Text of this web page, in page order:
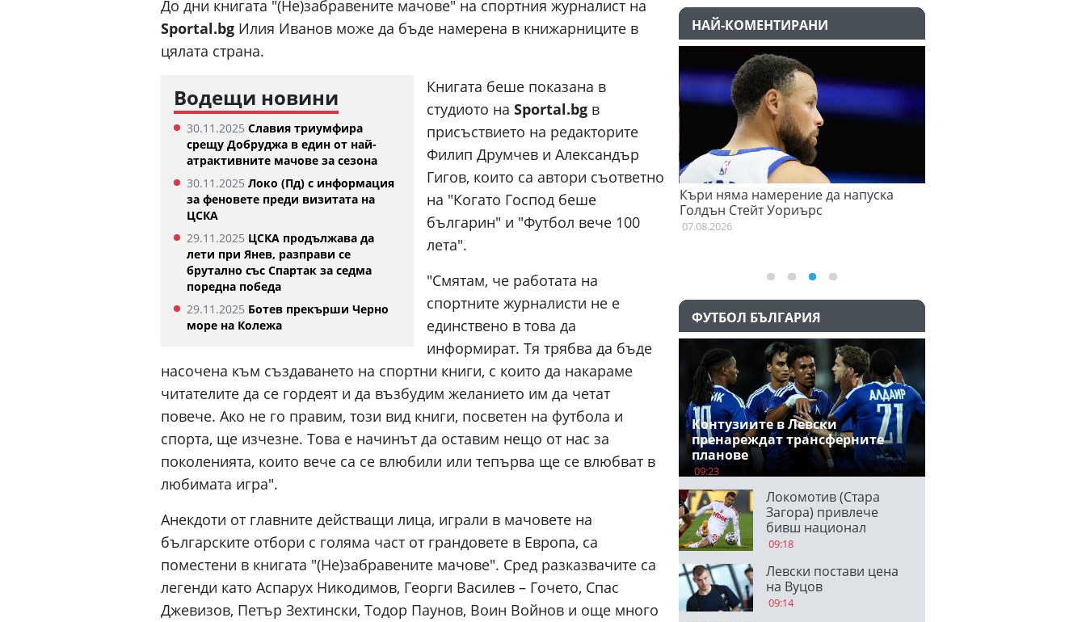
До дни книгата "(Не)забравените мачове" на спортния журналист на
Sportal.bg Илия Иванов може да бъде намерена в книжарниците в
цялата страна.
Водещи новини
30.11.2025 Славия триумфира
срещу Добруджа в един от най-
атрактивните мачове за сезона
30.11.2025 Локо (Пд) с информация
за феновете преди визитата на
ЦСКА
29.11.2025 ЦСКА продължава да
лети при Янев, разправи се
брутално със Спартак за седма
поредна победа
29.11.2025 Ботев прекърши Черно
море на Колежа
Книгата беше показана в
студиото на Sportal.bgв
присъствието на редакторите
Филип Друмчев и Александър
Гигов, които са автори съответно
на "Когато Господ беше
българин" и "Футбол вече 100
лета".
"Смятам, че работата на
спортните журналисти не е
единствено в това да
информират. Тя трябва да бъде
насочена към създаването на спортни книги, с които да накараме
читателите да се гордеят и да възбудим желанието им да четат
повече. Ако не го правим, този вид книги, посветен на футбола и
спорта, ще изчезне. Това е начинът да оставим нещо от нас за
поколенията, които вече са се влюбили или тепърва ще се влюбват в
любимата игра".
Анекдоти от главните действащи лица, играли в мачовете на
българските отбори с голяма част от грандовете в Европа, са
поместени в книгата "(Не)забравените мачове". Сред разказвачите са
легенди като Аспарух Никодимов, Георги Василев – Гочето, Спас
Джевизов, Петър Зехтински, Тодор Паунов, Воин Войнов и още много
НАЙ-КОМЕНТИРАНИ
Семеньо: Трябва да се адаптираме
към философията на Мареска
07.08.2026
Феран Торес е казал "да" на Пари Сен
Жермен
07.08.2026
Къри няма намерение да напуска
Голдън Стейт Уориърс
07.08.2026
Синер вече тренира
ФУТБОЛ БЪЛГАРИЯ
Контузиите в Левски
пренареждат трансферните
планове
09:23
Локомотив (Стара
Загора) привлече
бивш национал
09:18
Левски постави цена
на Вуцов
09:14